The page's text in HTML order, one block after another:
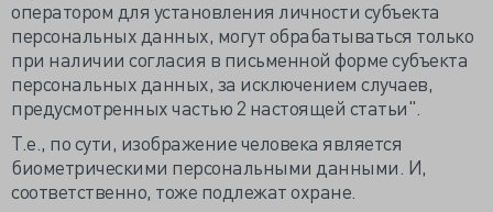
оператором для установления личности субъекта
персональных данных, могут обрабатываться только
при наличии согласия в письменной форме субъекта
персональных данных, за исключением случаев,
предусмотренных частью 2 настоящей статьи".
Т.е., по сути, изображение человека является
биометрическими персональными данными. И,
соответственно, тоже подлежат охране.